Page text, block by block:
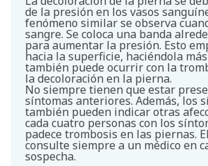
de la presión en los vasos
fenómeno similar se observa
sangre. Se coloca una banda
para aumentar la presión. Esto
hacia la superficie, haciéndola
también puede ocurrir con la
la decoloración en la pierna.
No siempre tienen que estar
síntomas anteriores. Además, los
también pueden indicar otras
cada cuatro personas con los
padece trombosis en las piernas.
consulte siempre a un médico en
sospecha.